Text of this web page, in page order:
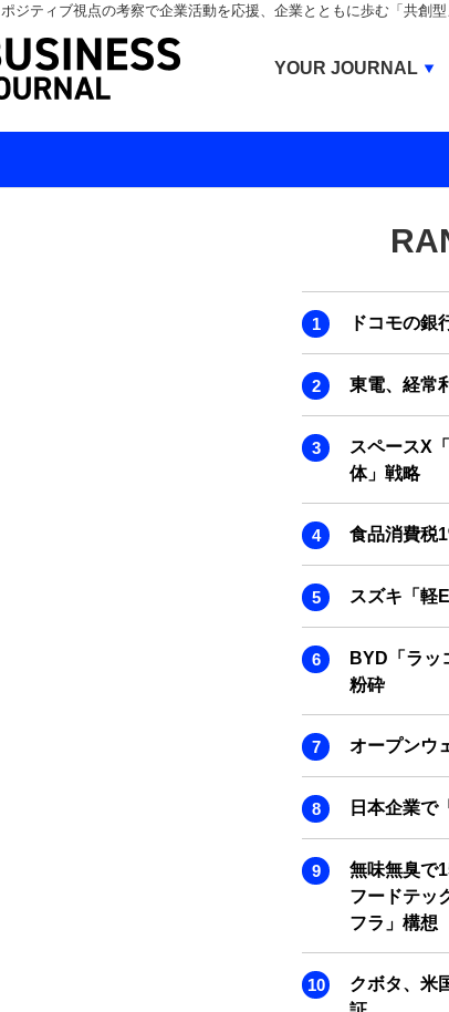
ポジティブ視点の考察で企業活動を応援、企業とともに歩む「共創
ドコモの銀
東電、経常
スペースX
体」戦略
食品消費税
スズキ「軽
BYD「ラッ
粉砕
オープンウ
日本企業で
無味無臭で
フードテッ
フラ」構想
クボタ、米
YOUR JOURNAL
BUSINESS
IVS JOURNAL
ENERGY
INBOUND JOURNAL
LIFE ENDING
AI JOURNAL
REAL ESTATE
SMART
BPaaS JOURNAL
ADOPTABLE DOG